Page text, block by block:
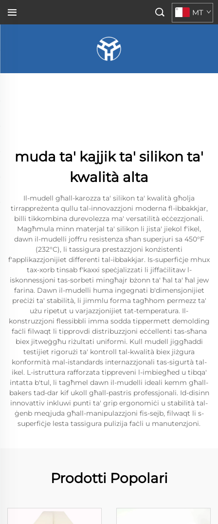
MT
muda ta' kajjik ta' silikon ta'
kwalità alta
Il-mudell għall-karozza ta' silikon ta' kwalità għolja
tirrappreżenta qullu tal-innovazzjoni moderna fl-ibbakkjar,
billi tikkombina durevolezza ma' versatilità eċċezzjonali.
Magħmula minn materjal ta' silikon li jista' jiekol f'ikel,
dawn il-mudelli joffru resistenza sħan superjuri sa 450°F
(232°C), li tassigura prestazzjoni konżistenti
f'applikazzjonijiet differenti tal-ibbakkjar. Is-superfiċje mhux
tax-xorb tinsab f'kaxxi speċjalizzati li jiffaċilitaw l-
iskonnessjoni tas-sorbeti mingħajr bżonn ta' ħal ta' ħal jew
farina. Dawn il-mudelli huma ingegnati b'dimensjonijiet
preċiżi ta' stabilità, li jimmlu forma tagħhom permezz ta'
użu ripetut u varjazzjonijiet tat-temperatura. Il-
konstruzzjoni flessibbli imma sodda tippermett demolding
faċli filwaqt li tipprovdi distribuzzjoni eċċellenti tas-sħana
biex jitweġgħu riżultati uniformi. Kull mudell jiggħaddi
testijiet rigorużi ta' kontroll tal-kwalità biex jiżgura
konformità mal-istandards internazzjonali tas-sigurtà tal-
ikel. L-istruttura rafforzata tippreveni l-imbiegħed u tibqa'
intatta b'tul, li tagħmel dawn il-mudelli ideali kemm għall-
bakers tad-dar kif ukoll għall-pastris professjonali. Id-disinn
innovattiv inkluwi punti ta' grip ergonomiċi u stabilità tal-
ġenb meqjuda għall-manipulazzjoni fis-sejb, filwaqt li s-
superfiċje lesta tassigura pulizija faċli u manutenzjoni.
Prodotti Popolari